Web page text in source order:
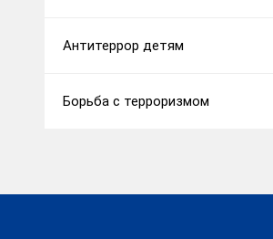
Антитеррор детям
Борьба с терроризмом